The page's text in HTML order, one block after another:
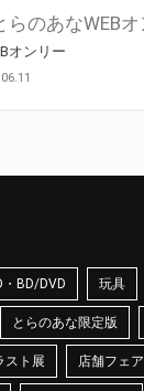
オンリー
・BD/DVD 玩具
とらのあな限定版
スト展 店舗フェ